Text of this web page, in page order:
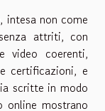
intesa non come
attriti, con
video coerenti,
certificazioni, e
scritte in modo
online mostrano